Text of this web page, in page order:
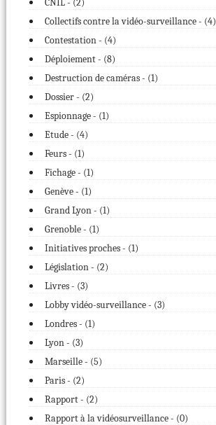
Collectifs contre la vidéo-surveillance - (4)
Contestation - (4)
Déploiement - (8)
Destruction de caméras - (1)
Dossier - (2)
Espionnage - (1)
Etude - (4)
Feurs - (1)
Fichage - (1)
Genève - (1)
Grand Lyon - (1)
Grenoble - (1)
Initiatives proches - (1)
Législation - (2)
Livres - (3)
Lobby vidéo-surveillance - (3)
Londres - (1)
Lyon - (3)
Marseille - (5)
Paris - (2)
Rapport - (2)
Rapport à la vidéosurveillance - (0)